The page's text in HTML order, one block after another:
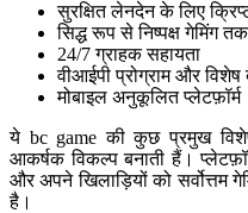
सुरक्षित लेनदेन के लिए
सिद्ध रूप से निष्पक्ष गेमिंग
24/7 ग्राहक सहायता
वीआईपी प्रोग्राम और विशेष
मोबाइल अनुकूलित प्लेटफ़ॉर्म
ये bc game की कुछ प्रमुख
आकर्षक विकल्प बनाती हैं।
और अपने खिलाड़ियों को सर्वोत्तम
है।